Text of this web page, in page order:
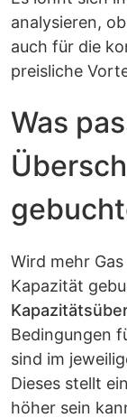
analysieren,
auch für die
preisliche
Was
Wird mehr
Kapazität
Bedingungen
sind im
Dieses stellt
höher sein